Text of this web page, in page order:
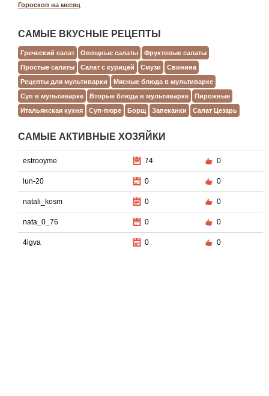
Гороскоп на месяц
САМЫЕ ВКУСНЫЕ РЕЦЕПТЫ
Греческий салат Овощные салаты
Фруктовые салаты
Простые салаты
Салат с курицей Смузи
Свинина
Рецепты для мультиварки
Мясные блюда в мультиварке
Суп в мультиварке
Вторые блюда в мультиварке
Пирожные
Итальянская кухня
Суп-пюре Борщ Запеканки Салат Цезарь
САМЫЕ АКТИВНЫЕ ХОЗЯЙКИ
estrooyme 74 0
lun-20 0 0
natali_kosm 0 0
nata_0_76 0 0
4igva 0 0